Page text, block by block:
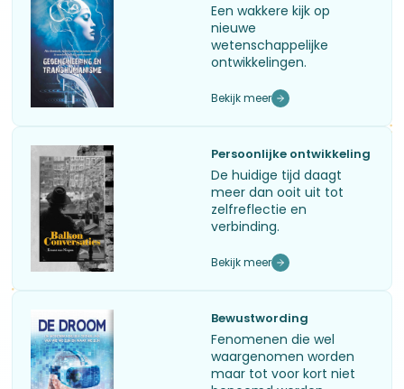
Een wakkere kijk op
nieuwe
wetenschappelijke
ontwikkelingen.
Bekijk meer
Persoonlijke ontwikkeling
De huidige tijd daagt
meer dan ooit uit tot
zelfreflectie en
verbinding.
Bekijk meer
Bewustwording
Fenomenen die wel
waargenomen worden
maar tot voor kort niet